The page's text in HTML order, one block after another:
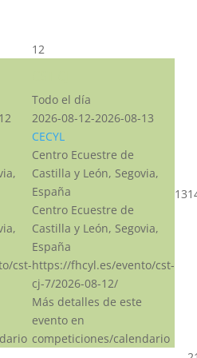
cst-
12
Todo el día
2026-08-12-2026-08-13
CECYL
Centro Ecuestre de
Castilla y León, Segovia,
España
Centro Ecuestre de
Castilla y León, Segovia,
España
https://fhcyl.es/evento/cst-
cj-7/2026-08-12/
Más detalles de este
evento en
competiciones/calendario
13